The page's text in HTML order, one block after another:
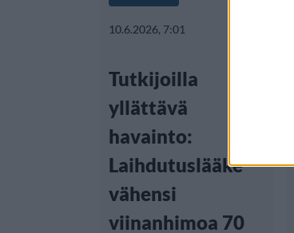
10.6.2026, 7:01
Tutkijoilla
yllättävä
havainto:
Laihdutuslääke
vähensi
viinanhimoa 70